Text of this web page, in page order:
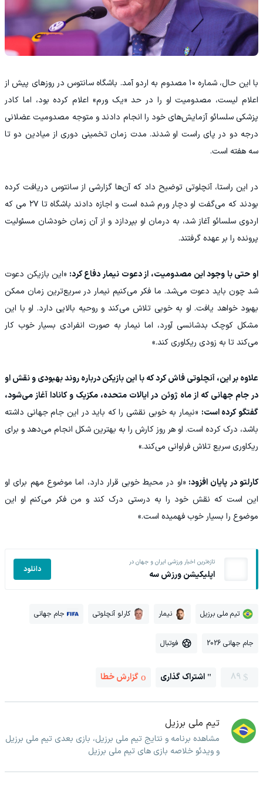
با این حال، شماره ۱۰ مصدوم به اردو آمد. باشگاه سانتوس در روزهای پیش از
اعلام لیست، مصدومیت او را در حد «یک ورم» اعلام کرده بود، اما کادر
پزشکی سلسائو آزمایش‌های خود را انجام دادند و متوجه مصدومیت عضلانی
درجه دو در پای راست او شدند. مدت زمان تخمینی دوری از میادین دو تا
سه هفته است.
در این راستا، آنچلوتی توضیح داد که آن‌ها گزارشی از سانتوس دریافت کرده
بودند که می‌گفت او دچار ورم شده است و اجازه دادند باشگاه تا ۲۷ می که
اردوی سلسائو آغاز شد، به درمان او بپردازد و از آن زمان خودشان مسئولیت
پرونده را بر عهده گرفتند.
او حتی با وجود این مصدومیت، از دعوت نیمار دفاع کرد: «این بازیکن دعوت
شد چون باید دعوت می‌شد. ما فکر می‌کنیم نیمار در سریع‌ترین زمان ممکن
بهبود خواهد یافت. او به خوبی تلاش می‌کند و روحیه بالایی دارد. او با این
مشکل کوچک بدشانسی آورد، اما نیمار به صورت انفرادی بسیار خوب کار
می‌کند تا به زودی ریکاوری کند.»
علاوه بر این، آنچلوتی فاش کرد که با این بازیکن درباره روند بهبودی و نقش او
در جام جهانی که از ماه ژوئن در ایالات متحده، مکزیک و کانادا آغاز می‌شود،
گفتگو کرده است: «نیمار به خوبی نقشی را که باید در این جام جهانی داشته
باشد، درک کرده است. او هر روز کارش را به بهترین شکل انجام می‌دهد و برای
ریکاوری سریع تلاش فراوانی می‌کند.»
کارلتو در پایان افزود: «او در محیط خوبی قرار دارد، اما موضوع مهم برای او
این است که نقش خود را به درستی درک کند و من فکر می‌کنم او این
موضوع را بسیار خوب فهمیده است.»
تازه‌ترین اخبار ورزشی ایران و جهان در
اپلیکیشن ورزش سه دانلود
تیم ملی برزیل نیمار کارلو آنچلوتی جام جهانی
جام جهانی 2026 فوتبال
89 اشتراک گذاری گزارش خطا
تیم ملی برزیل
مشاهده برنامه و نتایج تیم ملی برزیل، بازی بعدی تیم ملی برزیل
و ویدئو خلاصه بازی های تیم ملی برزیل